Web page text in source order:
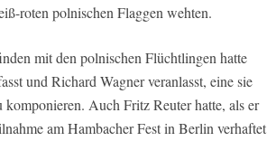
roten polnischen Flaggen wehten.
mit den polnischen Flüchtlingen hatte
und Richard Wagner veranlasst, eine sie
komponieren. Auch Fritz Reuter hatte, als er
am Hambacher Fest in Berlin verhaftet